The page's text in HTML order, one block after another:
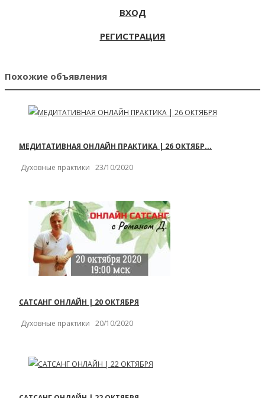
ВХОД
РЕГИСТРАЦИЯ
Похожие объявления
МЕДИТАТИВНАЯ ОНЛАЙН ПРАКТИКА | 26 ОКТЯБР...
Духовные практики 23/10/2020
САТСАНГ ОНЛАЙН | 20 ОКТЯБРЯ
Духовные практики 20/10/2020